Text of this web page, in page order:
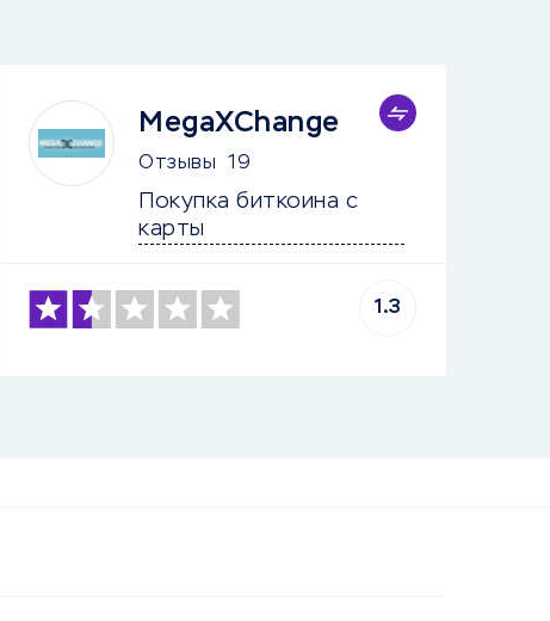
MegaXChange
Отзывы 19
Покупка биткоина с
карты
1.3